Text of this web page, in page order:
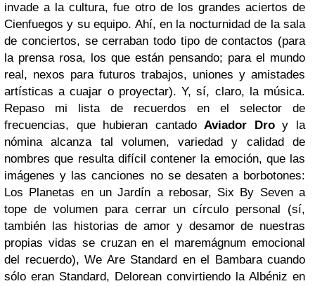
invade a la cultura, fue otro de los grandes aciertos de
Cienfuegos y su equipo. Ahí, en la nocturnidad de la sala
de conciertos, se cerraban todo tipo de contactos (para
la prensa rosa, los que están pensando; para el mundo
real, nexos para futuros trabajos, uniones y amistades
artísticas a cuajar o proyectar). Y, sí, claro, la música.
Repaso mi lista de recuerdos en el selector de
frecuencias, que hubieran cantadoAviador Droy la
nómina alcanza tal volumen, variedad y calidad de
nombres que resulta difícil contener la emoción, que las
imágenes y las canciones no se desaten a borbotones:
Los Planetas en un Jardín a rebosar, Six By Seven a
tope de volumen para cerrar un círculo personal (sí,
también las historias de amor y desamor de nuestras
propias vidas se cruzan en el maremágnum emocional
del recuerdo), We Are Standard en el Bambara cuando
sólo eran Standard, Delorean convirtiendo la Albéniz en